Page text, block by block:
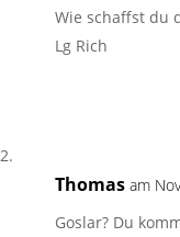
Wie schaffst du
Lg Rich
Thomas am
Goslar? Du